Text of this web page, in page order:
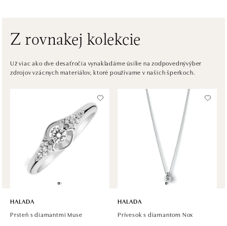
HALADA Česká, Brno
Česká 23, 602 00 Brno
tel.: +420602443261
HALADA OC Avion, Ostrava
Rudná 3114/114, 700 30 Ostrava-Zábřeh
tel.: +420605174749
dnes otvorené od 09:00
Z rovnakej kolekcie
Už viac ako dve desaťročia vynakladáme úsilie na zodpovednývýber
zdrojov vzácnych materiálov, ktoré používame v našich šperkoch.
HALADA
Prsteň s diamantmi Muse
HALADA
Prívesok s diamantom Nox